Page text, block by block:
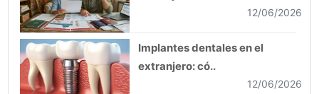
12/06/2026
Implantes dentales en el
extranjero: có..
12/06/2026